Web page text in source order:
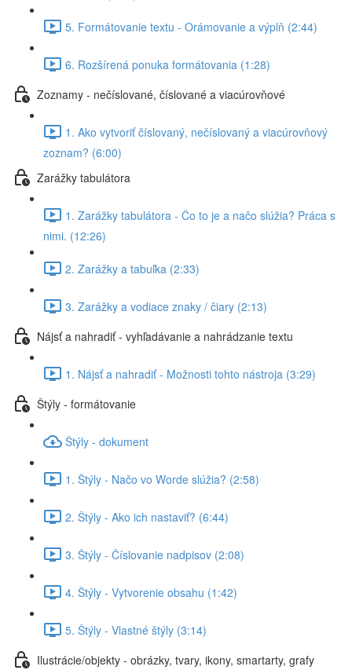
5. Formátovanie textu - Orámovanie a výplň (2:44)
6. Rozšírená ponuka formátovania (1:28)
Zoznamy - nečíslované, číslované a viacúrovňové
1. Ako vytvoriť číslovaný, nečíslovaný a viacúrovňový
zoznam? (6:00)
Zarážky tabulátora
1. Zarážky tabulátora - Čo to je a načo slúžia? Práca s
nimi. (12:26)
2. Zarážky a tabuľka (2:33)
3. Zarážky a vodiace znaky / čiary (2:13)
Nájsť a nahradiť - vyhľadávanie a nahrádzanie textu
1. Nájsť a nahradiť - Možnosti tohto nástroja (3:29)
Štýly - formátovanie
Štýly - dokument
1. Štýly - Načo vo Worde slúžia? (2:58)
2. Štýly - Ako ich nastaviť? (6:44)
3. Štýly - Číslovanie nadpisov (2:08)
4. Štýly - Vytvorenie obsahu (1:42)
5. Štýly - Vlastné štýly (3:14)
Ilustrácie/objekty - obrázky, tvary, ikony, smartarty, grafy